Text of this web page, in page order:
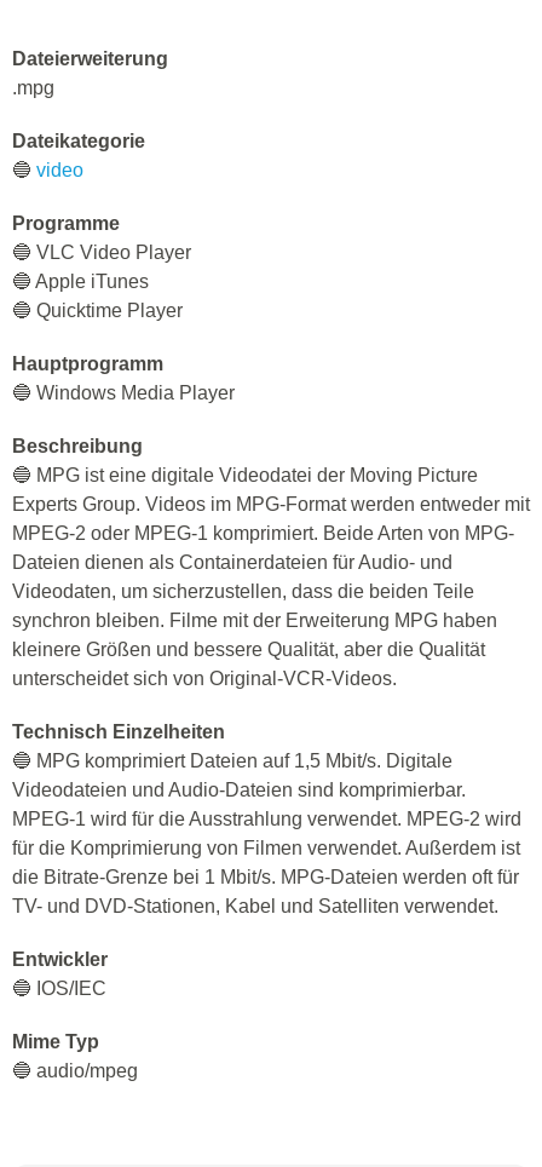
Dateierweiterung
.mpg
Dateikategorie
🔵 video
Programme
🔵 VLC Video Player
🔵 Apple iTunes
🔵 Quicktime Player
Hauptprogramm
🔵 Windows Media Player
Beschreibung
🔵 MPG ist eine digitale Videodatei der Moving Picture
Experts Group. Videos im MPG-Format werden entweder mit
MPEG-2 oder MPEG-1 komprimiert. Beide Arten von MPG-
Dateien dienen als Containerdateien für Audio- und
Videodaten, um sicherzustellen, dass die beiden Teile
synchron bleiben. Filme mit der Erweiterung MPG haben
kleinere Größen und bessere Qualität, aber die Qualität
unterscheidet sich von Original-VCR-Videos.
Technisch Einzelheiten
🔵 MPG komprimiert Dateien auf 1,5 Mbit/s. Digitale
Videodateien und Audio-Dateien sind komprimierbar.
MPEG-1 wird für die Ausstrahlung verwendet. MPEG-2 wird
für die Komprimierung von Filmen verwendet. Außerdem ist
die Bitrate-Grenze bei 1 Mbit/s. MPG-Dateien werden oft für
TV- und DVD-Stationen, Kabel und Satelliten verwendet.
Entwickler
🔵 IOS/IEC
Mime Typ
🔵 audio/mpeg